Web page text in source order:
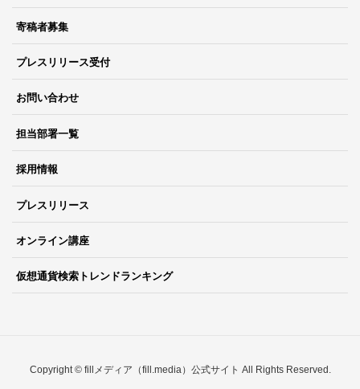
寄稿者募集
プレスリリース受付
お問い合わせ
担当部署一覧
採用情報
プレスリリース
オンライン講座
仮想通貨検索トレンドランキング
Copyright © fillメディア（fill.media）公式サイト All Rights Reserved.